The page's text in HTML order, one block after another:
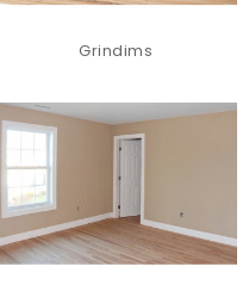
Grindims